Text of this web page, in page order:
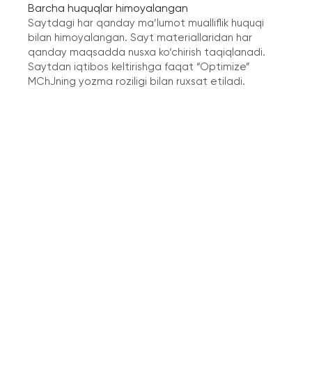
Barcha huquqlar himoyalangan
Saytdagi har qanday ma’lumot mualliflik huquqi
bilan himoyalangan. Sayt materiallaridan har
qanday maqsadda nusxa ko‘chirish taqiqlanadi.
Saytdan iqtibos keltirishga faqat “Optimize”
MChJning yozma roziligi bilan ruxsat etiladi.